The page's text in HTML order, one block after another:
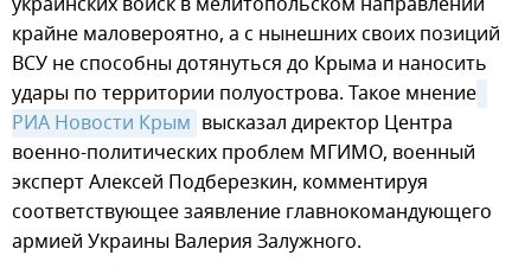
крайне маловероятно, а с нынешних своих позиций
ВСУ не способны дотянуться до Крыма и наносить
удары по территории полуострова. Такое мнение
РИА Новости Крым высказал директор Центра
военно-политических проблем МГИМО, военный
эксперт Алексей Подберезкин, комментируя
соответствующее заявление главнокомандующего
армией Украины Валерия Залужного.